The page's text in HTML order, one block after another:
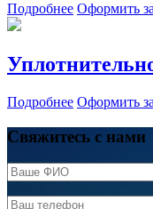
Подробнее Оформить
Подробнее Оформить
Свяжитесь с нами